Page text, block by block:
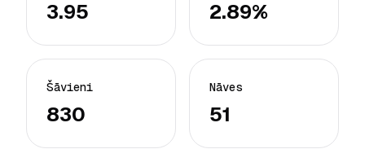
3.95 2.89%
Šāvieni
830
Nāves
51